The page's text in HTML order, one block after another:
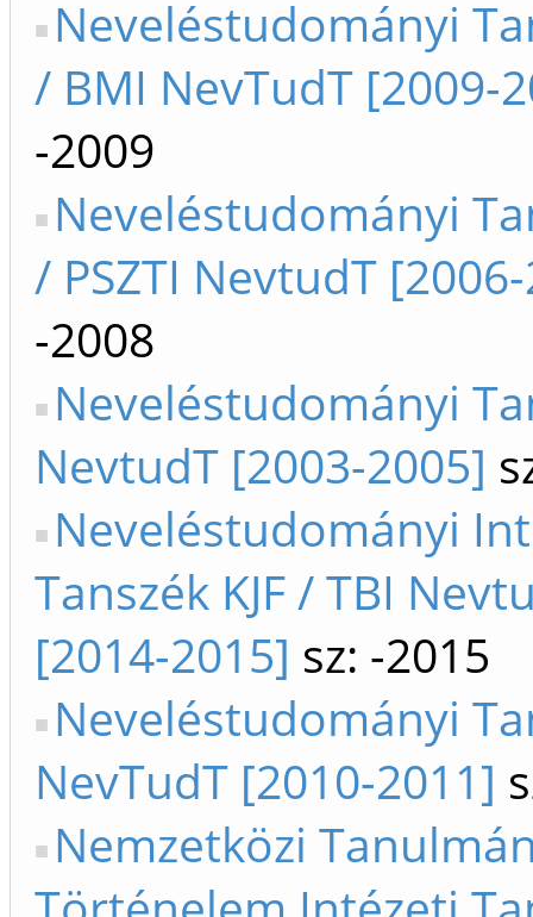
Neveléstudományi
/ BMI NevTudT [2009-
-2009
Neveléstudományi
/ PSZTI NevtudT
-2008
Neveléstudományi
NevtudT [2003-2005]
Neveléstudományi
Tanszék KJF / TBI
[2014-2015] sz: -2015
Neveléstudományi
NevTudT [2010-2011]
Nemzetközi